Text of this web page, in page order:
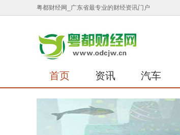
粤都财经网_广东省最专业的财经资讯门户
首页 资讯 汽车